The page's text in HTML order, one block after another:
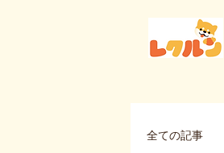
全ての記事